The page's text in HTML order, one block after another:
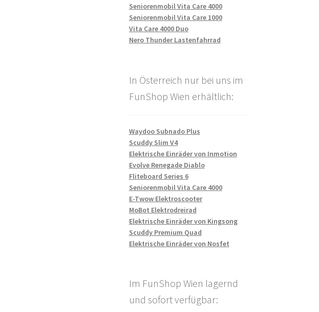
Seniorenmobil Vita Care 4000
Seniorenmobil Vita Care 1000
Vita Care 4000 Duo
Nero Thunder Lastenfahrrad
In Österreich nur bei uns im
FunShop Wien erhältlich:
Waydoo Subnado Plus
Scuddy Slim V4
Elektrische Einräder von Inmotion
Evolve Renegade Diablo
Fliteboard Series 6
Seniorenmobil Vita Care 4000
E-Twow Elektroscooter
MoBot Elektrodreirad
Elektrische Einräder von Kingsong
Scuddy Premium Quad
Elektrische Einräder von Nosfet
Im FunShop Wien lagernd
und sofort verfügbar: